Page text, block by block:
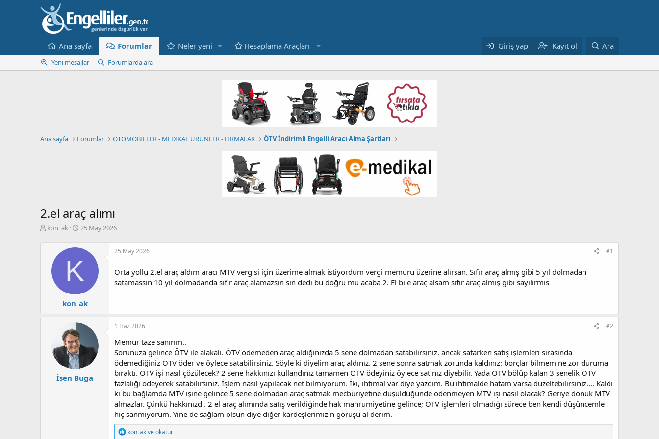
Ana sayfa Forumlar Neler yeni Hesaplama Araçları Giriş yap Kayıt ol Ara
Yeni mesajlar Forumlarda ara
Ana sayfa Forumlar OTOMOBİLLER - MEDİKAL ÜRÜNLER - FİRMALAR ÖTV İndirimli Engelli Aracı Alma Şartları
2.el araç alımı
K
l
kon_ak
B
a
g
t
a
r
h
25 May 2026
K
kon_ak
25 May 2026 #1
Orta yollu 2.el araç aldım aracı MTV vergisi için üzerime almak istiyordum vergi memuru üzerine alırsan. Sıfır araç almış gibi 5 yıl dolmadan
satamassin 10 yıl dolmadanda sıfır araç alamazsın sin dedi bu doğru mu acaba 2. El bile araç alsam sıfır araç almış gibi sayilirmis
İsen Buga
1 Haz 2026 #2
Memur taze sanırım..
Sorunuza gelince ÖTV ile alakalı. ÖTV ödemeden araç aldığınızda 5 sene dolmadan satabilirsiniz. ancak satarken satış işlemleri sırasında
ödemediğiniz ÖTV öder ve öylece satabilirsiniz. Söyle ki diyelim araç aldınız. 2 sene sonra satmak zorunda kaldınız: borçlar bilmem ne zor duruma
bıraktı. ÖTV işi nasıl çözülecek? 2 sene hakkınızı kullandınız tamamen ÖTV ödeyiniz öylece satınız diyebilir. Yada ÖTV bölüp kalan 3 senelik ÖTV
fazlalığı ödeyerek satabilirsiniz. İşlem nasıl yapılacak net bilmiyorum. İki, ihtimal var diye yazdım. Bu ihtimalde hatam varsa düzeltebilirsiniz.... Kaldı
ki bu bağlamda MTV işine gelince 5 sene dolmadan araç satmak mecburiyetine düşüldüğünde ödenmeyen MTV işi nasıl olacak? Geriye dönük MTV
almazlar. Çünkü hakkınızdı. 2 el araç alımında satış verildiğinde hak mahrumiyetine gelince; ÖTV işlemleri olmadığı sürece ben kendi düşüncemle
hiç sanmıyorum. Yine de sağlam olsun diye diğer kardeşlerimizin görüşü al derim.
T
kon_akveokatur